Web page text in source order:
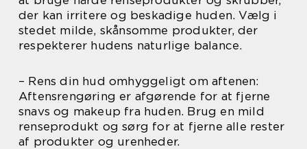
der kan irritere og beskadige huden. Vælg i
stedet milde, skånsomme produkter, der
respekterer hudens naturlige balance.
– Rens din hud omhyggeligt om aftenen:
Aftensrengøring er afgørende for at fjerne
snavs og makeup fra huden. Brug en mild
renseprodukt og sørg for at fjerne alle rester
af produkter og urenheder.